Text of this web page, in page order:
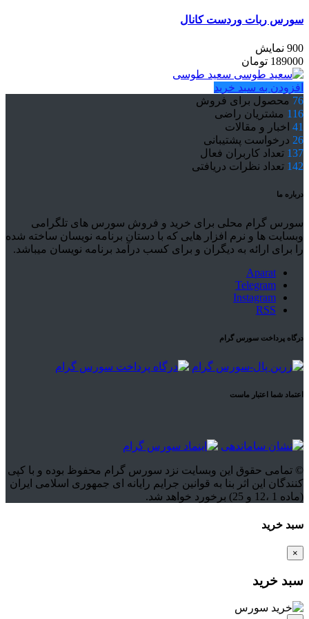
سورس ربات وردست کانال
900 نمایش
189000 تومان
سعید طوسی
افزودن به سبد خرید
76 محصول برای فروش
116 مشتریان راضی
41 اخبار و مقالات
26 درخواست پشتیبانی
137 تعداد کاربران فعال
142 تعداد نظرات دریافتی
درباره ما
سورس گرام محلی برای خرید و فروش سورس های تلگرامی
وبسایت ها و نرم افزار هایی که با دستان برنامه نویسان ساخته شده
را برای ارائه به دیگران و برای کسب درآمد برنامه نویسان میباشد.
Aparat
Telegram
Instagram
RSS
درگاه پرداخت سورس گرام
اعتماد شما اعتبار ماست
© تمامی حقوق این وبسایت نزد سورس گرام محفوظ بوده و با کپی
کنندگان این اثر بنا به قوانین جرایم رایانه ای جمهوری اسلامی ایران
(ماده 1 ،12 و 25) برخورد خواهد شد.
سبد خرید
×
سبد خرید